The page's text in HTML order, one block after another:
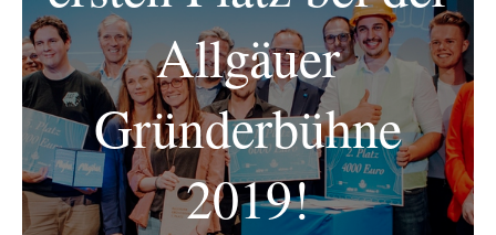
Allgäuer
Gründerbühne
2019!